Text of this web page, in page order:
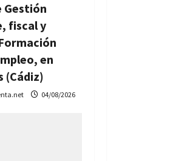
Gestión
fiscal y
en
(Cádiz)
04/08/2026